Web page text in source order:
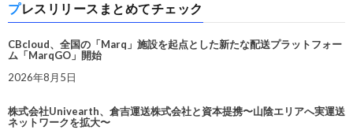
プレスリリースまとめてチェック
CBcloud、全国の「Marq」施設を起点とした新たな配送プラットフォー
ム「MarqGO」開始
2026年8月5日
株式会社Univearth、倉吉運送株式会社と資本提携〜山陰エリアへ実運送
ネットワークを拡大〜